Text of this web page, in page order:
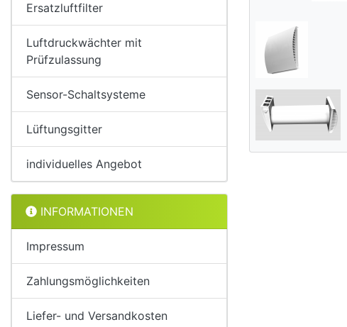
Ersatzluftfilter
Luftdruckwächter mit
Prüfzulassung
Sensor-Schaltsysteme
Lüftungsgitter
individuelles Angebot
INFORMATIONEN
Impressum
Zahlungsmöglichkeiten
Liefer- und Versandkosten